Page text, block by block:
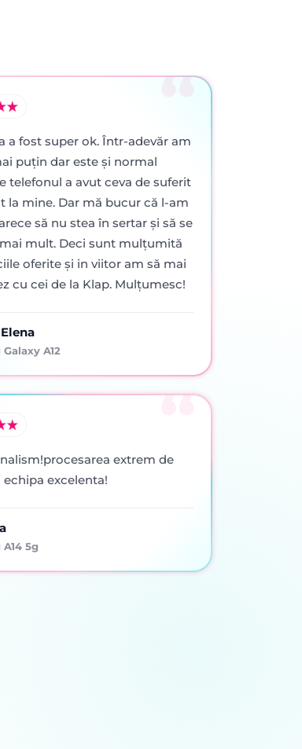
a fost super ok. Într-adevăr am
puţin dar este şi normal
telefonul a avut ceva de suferit
la mine. Dar mă bucur că l-am
să nu stea în sertar şi să se
mult. Deci sunt mulţumită
oferite şi in viitor am să mai
cu cei de la Klap. Mulţumesc!
A12
extrem de
echipa excelenta!
5g